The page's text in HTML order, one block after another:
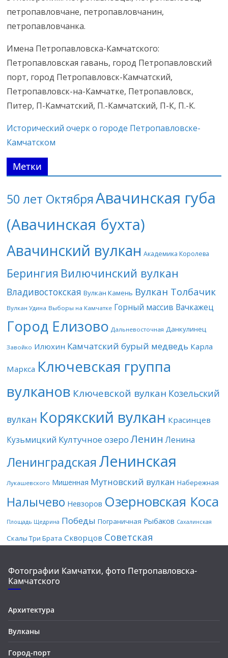
петропавловчане, петропавловчанин,
петропавловчанка.
Имена Петропавловска-Камчатского:
Петропавловская гавань, город Петропавловский
порт, город Петропавловск-Камчатский,
Петропавловск-на-Камчатке, Петропавловск,
Питер, П-Камчатский, П.-Камчатский, П-К, П.-К.
Исторический очерк о городе Петропавловске-
Камчатском
Метки
50 лет Октября Авачинская губа
(Авачинская бухта)
Авачинский вулкан Академика Королева
Берингия Вилючинский вулкан
Владивостокская Вулкан Камень Вулкан Толбачик
Вулкан Удина Выборы на Камчатке Горный массив Вачкажец
Город Елизово Дальневосточная Данкулинец
Завойко Илюхин Камчатский бурый медведь Карла
Маркса Ключевская группа
вулканов Ключевской вулкан Козельский
вулкан Корякский вулкан Красинцев
Кузьмицкий Култучное озеро Ленин Ленина
Ленинградская Ленинская
Лукашевского Мишенная Мутновский вулкан Набережная
Налычево Невзоров Озерновская Коса
Площадь Щедрина Победы Пограничная Рыбаков Сахалинская
Скалы Три Брата Скворцов Советская
Фотографии Камчатки, фото Петропавловска-
Камчатского
Архитектура
Вулканы
Город-порт